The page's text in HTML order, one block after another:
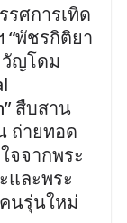
รศการเทิด
“พัชรกิติยา
วัญโดม
สืบสาน
ถ่ายทอด
จจากพระ
และพระ
นรุ่นใหม่